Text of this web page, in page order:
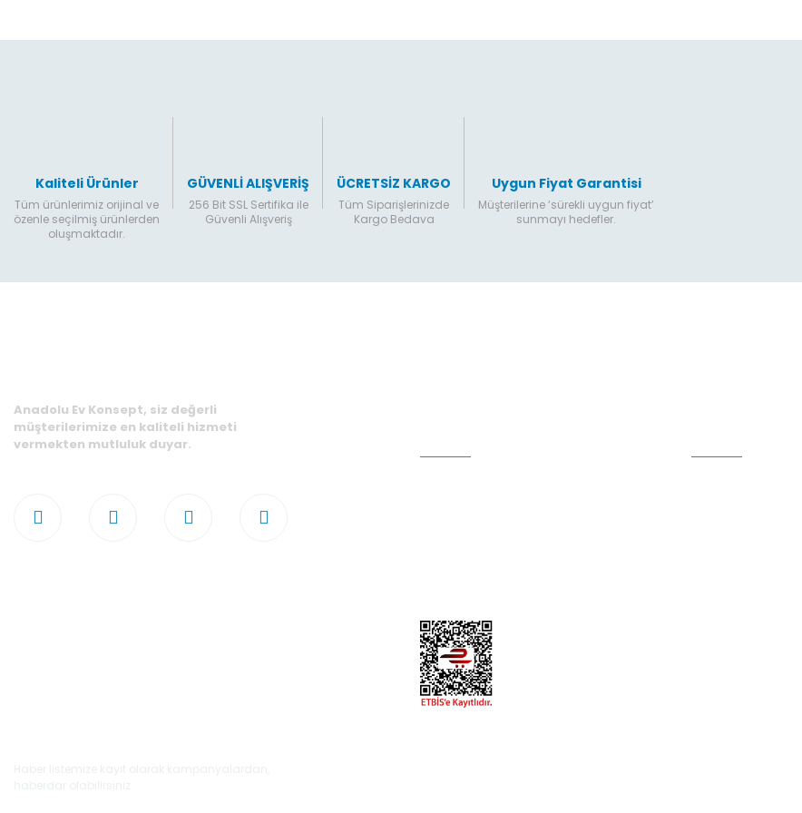
Gönder
Kaliteli Ürünler
Tüm ürünlerimiz orijinal ve
özenle seçilmiş ürünlerden
oluşmaktadır.
GÜVENLİ ALIŞVERİŞ
256 Bit SSL Sertifika ile
Güvenli Alışveriş
ÜCRETSİZ KARGO
Tüm Siparişlerinizde
Kargo Bedava
Uygun Fiyat Garantisi
Müşterilerine ‘sürekli uygun fiyat’
sunmayı hedefler.
Anadolu Ev Konsept, siz değerli
müşterilerimize en kaliteli hizmeti
vermekten mutluluk duyar.